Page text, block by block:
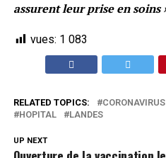
assurent leur prise en soins
vues: 1 083
RELATED TOPICS: CORONAVIRUS
HOPITAL
LANDES
UP NEXT